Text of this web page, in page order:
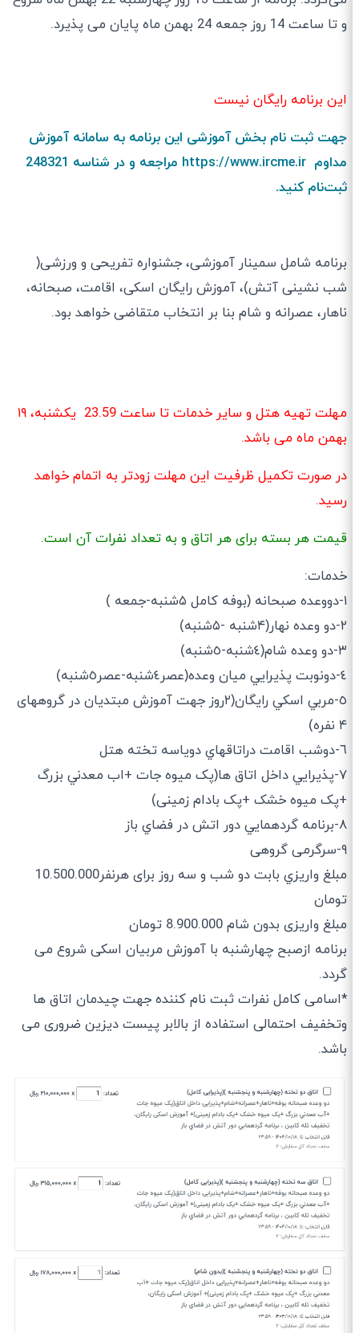
و‌ تا ساعت 14 روز جمعه 24 بهمن ماه پایان می پذیرد.
این برنامه رایگان نیست
جهت ثبت نام بخش آموزشی این برنامه به سامانه آموزش
مداوم https://www.ircme.ir مراجعه و در شناسه 248321
ثبت‌نام کنید.
برنامه شامل سمینار آموزشی، جشنواره تفریحی و ورزشی(
شب نشینی آتش)، آموزش رایگان اسکی، اقامت، صبحانه،
ناهار، عصرانه و شام بنا بر انتخاب متقاضی خواهد بود.
مهلت تهیه هتل و سایر خدمات تا ساعت 23.59 یکشنبه، ۱۹
بهمن ماه می باشد.
در صورت تکمیل ظرفیت این مهلت زودتر به اتمام خواهد
رسید.
قیمت هر بسته برای هر اتاق و به تعداد نفرات آن است.
خدمات:
٣-دو وعده شام(٤شنبه-٥شنبه)
٥-مربي اسكي رايگان(۲روز جهت آموزش مبتديان در گروههای
۴ نفره)
٧-پذيرايي داخل اتاق ها(پک ميوه جات +اب معدني بزرگ
+پک میوه خشک +پک بادام زمینی)
٨-برنامه گردهمايي دور اتش در فضاي باز
مبلغ واريزي بابت دو شب و سه روز برای هرنفر10.500.000
تومان
مبلغ واریزی بدون شام 8.900.000 تومان
برنامه ازصبح چهارشنبه با آموزش مربیان اسکی شروع می
گردد.
*اسامی کامل نفرات ثبت نام کننده جهت چیدمان اتاق ها
و‌تخفیف احتمالی استفاده از بالابر پیست دیزین ضروری می
باشد.